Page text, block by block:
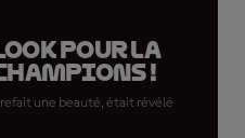
pour la
!
une beauté, était révélé